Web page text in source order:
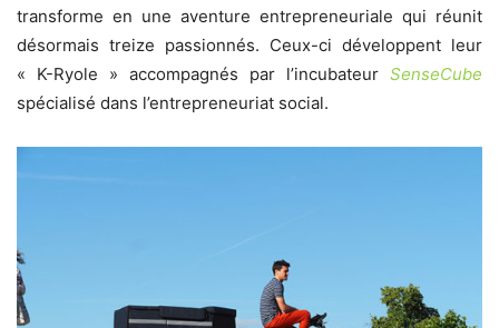
transforme en une aventure entrepreneuriale qui réunit
désormais treize passionnés. Ceux-ci développent leur
« K-Ryole » accompagnés par l’incubateur SenseCube
spécialisé dans l’entrepreneuriat social.